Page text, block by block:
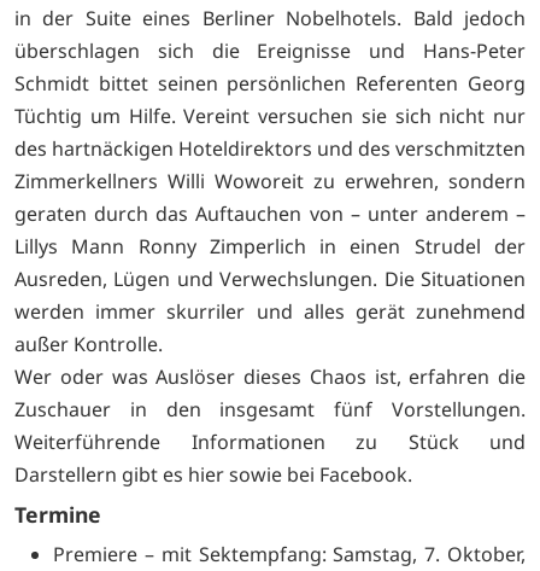
in der Suite eines Berliner Nobelhotels. Bald jedoch
überschlagen sich die Ereignisse und Hans-Peter
Schmidt bittet seinen persönlichen Referenten Georg
Tüchtig um Hilfe. Vereint versuchen sie sich nicht nur
des hartnäckigen Hoteldirektors und des verschmitzten
Zimmerkellners Willi Woworeit zu erwehren, sondern
geraten durch das Auftauchen von – unter anderem –
Lillys Mann Ronny Zimperlich in einen Strudel der
Ausreden, Lügen und Verwechslungen. Die Situationen
werden immer skurriler und alles gerät zunehmend
außer Kontrolle.
Wer oder was Auslöser dieses Chaos ist, erfahren die
Zuschauer in den insgesamt fünf Vorstellungen.
Weiterführende Informationen zu Stück und
Darstellern gibt es hier sowie bei Facebook.
Termine
Premiere – mit Sektempfang: Samstag, 7. Oktober,